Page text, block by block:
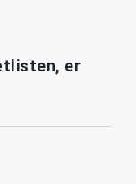
er